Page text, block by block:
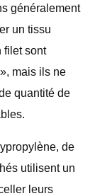
généralement
un tissu
filet sont
mais ils ne
quantité de
de
utilisent un
leurs